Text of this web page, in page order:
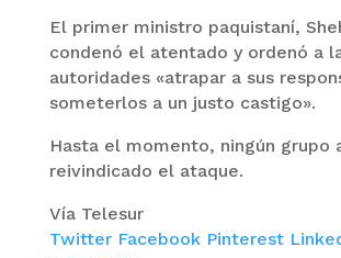
El primer ministro paquistaní,
condenó el atentado y ordenó a
autoridades «atrapar a sus
someterlos a un justo castigo».
Hasta el momento, ningún grupo
reivindicado el ataque.
Vía Telesur
Twitter Facebook Pinterest